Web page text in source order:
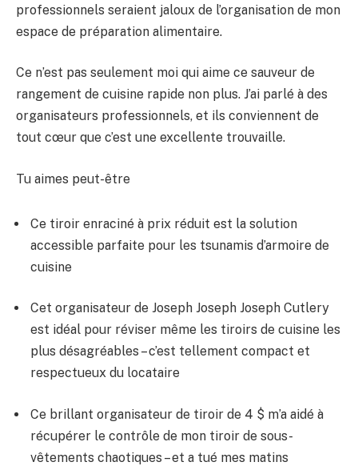
professionnels seraient jaloux de l’organisation de mon
espace de préparation alimentaire.
Ce n’est pas seulement moi qui aime ce sauveur de
rangement de cuisine rapide non plus. J’ai parlé à des
organisateurs professionnels, et ils conviennent de
tout cœur que c’est une excellente trouvaille.
Tu aimes peut-être
Ce tiroir enraciné à prix réduit est la solution
accessible parfaite pour les tsunamis d’armoire de
cuisine
Cet organisateur de Joseph Joseph Joseph Cutlery
est idéal pour réviser même les tiroirs de cuisine les
plus désagréables – c’est tellement compact et
respectueux du locataire
Ce brillant organisateur de tiroir de 4 $ m’a aidé à
récupérer le contrôle de mon tiroir de sous-
vêtements chaotiques – et a tué mes matins